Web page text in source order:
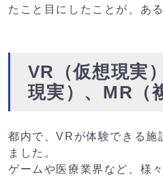
たこと目にしたことが、あ
VR（仮想現実
現実）、MR（
都内で、VRが体験できる施
ました。
ゲームや医療業界など、様